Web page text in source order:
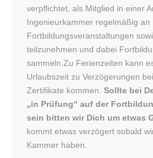
verpflichtet, als Mitglied in einer
Ingenieurkammer regelmäßig an
Fortbildungsveranstaltungen
teilzunehmen und dabei
sammeln.Zu Ferienzeiten kann
Urlaubszeit zu Verzögerungen
Zertifikate kommen. Sollte bei
„in Prüfung“ auf der
sein bitten wir Dich um etwas
kommt etwas verzögert sobald
Kammer haben.